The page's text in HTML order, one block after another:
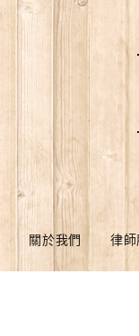
關於我們 律